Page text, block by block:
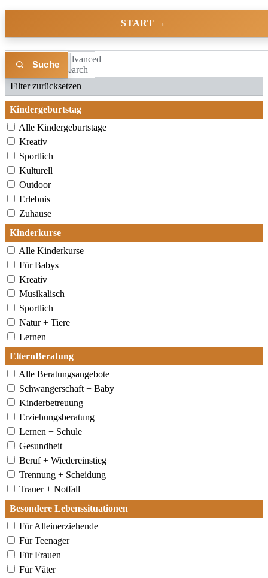
START →
Advanced
Search
Liste Karte
Filter zurücksetzen
Kindergeburtstag
Alle Kindergeburtstage
Kreativ
Sportlich
Kulturell
Outdoor
Erlebnis
Zuhause
Kinderkurse
Alle Kinderkurse
Für Babys
Kreativ
Musikalisch
Sportlich
Natur + Tiere
Lernen
ElternBeratung
Alle Beratungsangebote
Schwangerschaft + Baby
Kinderbetreuung
Erziehungsberatung
Lernen + Schule
Gesundheit
Beruf + Wiedereinstieg
Trennung + Scheidung
Trauer + Notfall
Besondere Lebenssituationen
Für Alleinerziehende
Für Teenager
Für Frauen
Für Väter